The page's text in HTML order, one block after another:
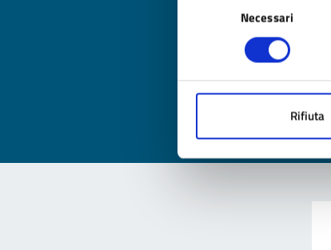
Necessari
Rifiuta